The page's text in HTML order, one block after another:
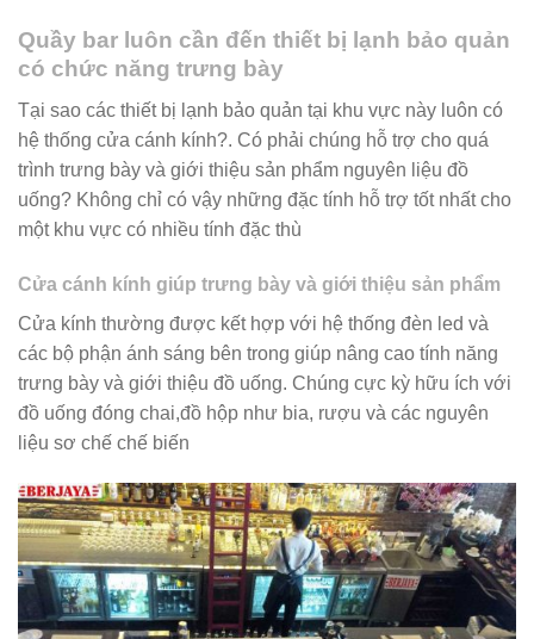
Quầy bar luôn cần đến thiết bị lạnh bảo quản
có chức năng trưng bày
Tại sao các thiết bị lạnh bảo quản tại khu vực này luôn có
hệ thống cửa cánh kính?. Có phải chúng hỗ trợ cho quá
trình trưng bày và giới thiệu sản phẩm nguyên liệu đồ
uống? Không chỉ có vậy những đặc tính hỗ trợ tốt nhất cho
một khu vực có nhiều tính đặc thù
Cửa cánh kính giúp trưng bày và giới thiệu sản phẩm
Cửa kính thường được kết hợp với hệ thống đèn led và
các bộ phận ánh sáng bên trong giúp nâng cao tính năng
trưng bày và giới thiệu đồ uống. Chúng cực kỳ hữu ích với
đồ uống đóng chai,đồ hộp như bia, rượu và các nguyên
liệu sơ chế chế biến